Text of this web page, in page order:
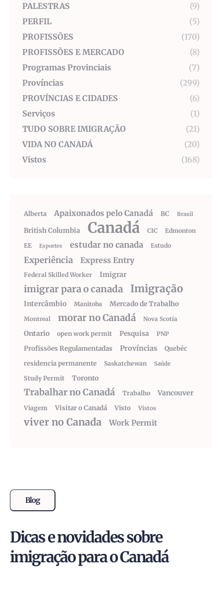
PALESTRAS
(9)
PERFIL
(5)
PROFISSÕES
(170)
PROFISSÕES E MERCADO
(8)
Programas Provinciais
(7)
Províncias
(299)
PROVÍNCIAS E CIDADES
(6)
Serviços
(1)
TUDO SOBRE IMIGRAÇÃO
(21)
VIDA NO CANADÁ
(20)
Vistos
(168)
Alberta Apaixonados pelo Canadá BC Brasil
British Columbia Canadá CIC
Edmonton
EE
Esportes estudar no canada Estudo
Experiência Express Entry
Federal Skilled Worker Imigrar
imigrar para o canada Imigração
Intercâmbio Manitoba Mercado de Trabalho
Montreal morar no Canadá Nova Scotia
Ontario open work permit Pesquisa PNP
Profissões Regulamentadas Províncias
Quebéc
residencia permanente
Saskatchewan Saúde
Study Permit Toronto
Trabalhar no Canadá Trabalho Vancouver
Viagem Visitar o Canadá Visto Vistos
viver no Canada Work Permit
Blog
Dicas e novidades sobre
imigração para o Canadá